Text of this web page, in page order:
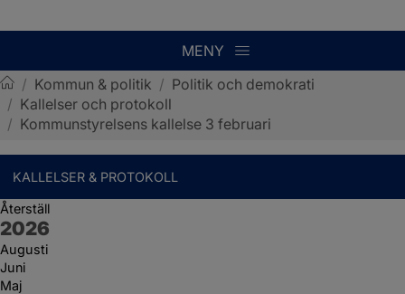
MENY
Sotenäs kommun
/ Kommun & politik / Politik och demokrati
/ Kallelser och protokoll
/ Kommunstyrelsens kallelse 3 februari
KALLELSER & PROTOKOLL
Återställ
År:
2026
Augusti
Juni
Maj